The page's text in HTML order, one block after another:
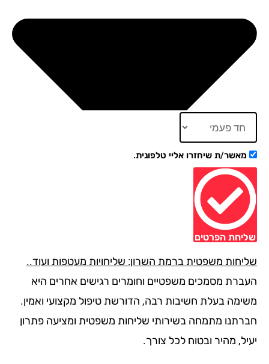
מאשר/ת שיחזרו אליי טלפונית.
הפרטים
משפטית ברמת השרון: שליחויות מעטפות ועוד..
מסמכים משפטיים וחומרים רגישים אחרים היא
בעלת חשיבות רבה, הדורשת טיפול מקצועי ואמין.
מתמחה בשירותי שליחות משפטית ומציעה פתרון
מהיר ובטוח לכל צורך.